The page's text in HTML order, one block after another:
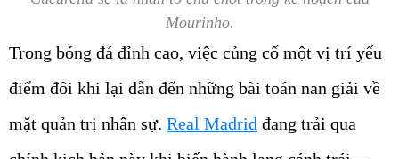
Mourinho.
Trong bóng đá đỉnh cao, việc củng cố một vị trí yếu
điểm đôi khi lại dẫn đến những bài toán nan giải về
mặt quản trị nhân sự. Real Madrid đang trải qua